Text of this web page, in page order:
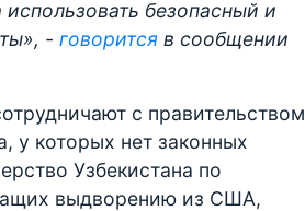
безопасный и
- говорится в сообщении
с правительством
у которых нет законных
Узбекистана по
выдворению из США,